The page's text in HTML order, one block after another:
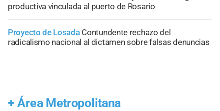
productiva vinculada al puerto de Rosario
Proyecto de Losada Contundente rechazo del
radicalismo nacional al dictamen sobre falsas denuncias
+ Área Metropolitana